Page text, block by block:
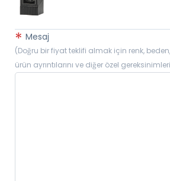
* Mesaj
(Doğru bir fiyat teklifi almak için renk,
ürün ayrıntılarını ve diğer özel